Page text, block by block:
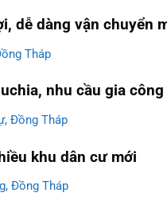
dễ dàng vận chuyển
Tháp
nhu cầu gia
Đồng Tháp
khu dân cư mới
Đồng Tháp